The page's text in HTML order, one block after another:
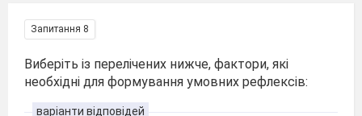
Запитання 8
Виберіть із перелічених нижче, фактори, які
необхідні для формування умовних рефлексів:
варіанти відповідей